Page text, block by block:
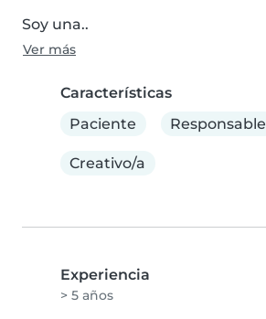
Soy una..
Ver más
Características
Paciente
Responsable
Creativo/a
Experiencia
> 5 años